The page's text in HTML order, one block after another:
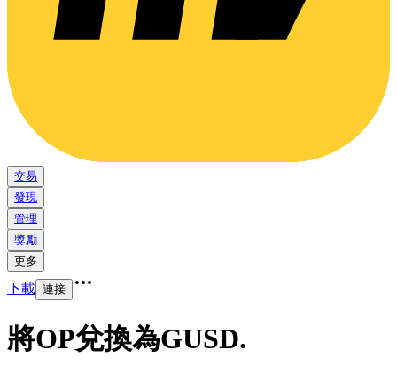
交易
發現
管理
獎勵
更多
下載 連接
將OP兌換為GUSD.